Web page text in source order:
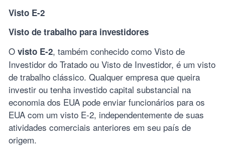
Visto E-2
Visto de trabalho para investidores
O visto E-2, também conhecido como Visto de
Investidor do Tratado ou Visto de Investidor, é um visto
de trabalho clássico. Qualquer empresa que queira
investir ou tenha investido capital substancial na
economia dos EUA pode enviar funcionários para os
EUA com um visto E-2, independentemente de suas
atividades comerciais anteriores em seu país de
origem.